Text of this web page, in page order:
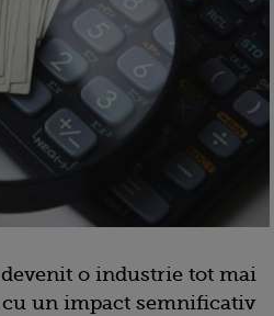
o industrie tot mai
un impact semnificativ